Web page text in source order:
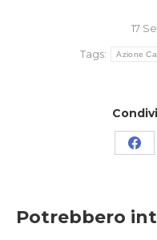
17
Tags:
Azione
Potrebbero